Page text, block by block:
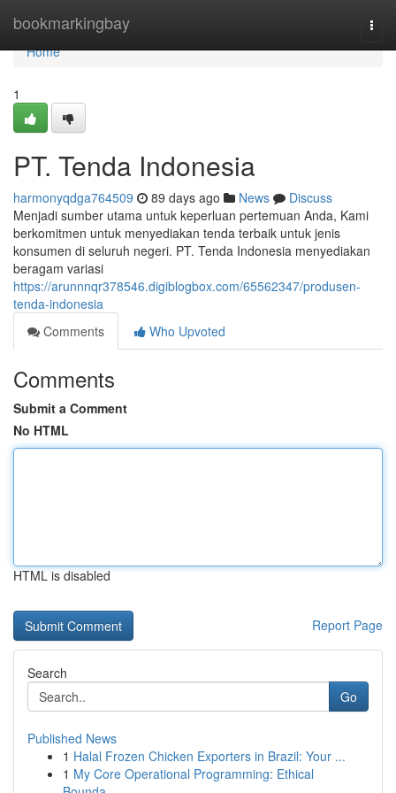
bookmarkingbay
Home
Home
1
PT. Tenda Indonesia
harmonyqdga764509 89 days ago News
Discuss
Menjadi sumber utama untuk keperluan pertemuan Anda, Kami
berkomitmen untuk menyediakan tenda terbaik untuk jenis
konsumen di seluruh negeri. PT. Tenda Indonesia menyediakan
beragam variasi
https://arunnnqr378546.digiblogbox.com/65562347/produsen-
tenda-indonesia
Comments
Who Upvoted
Comments
Submit a Comment
No HTML
HTML is disabled
Report Page
Search
Go
Published News
1 Halal Frozen Chicken Exporters in Brazil: Your ...
1 My Core Operational Programming: Ethical